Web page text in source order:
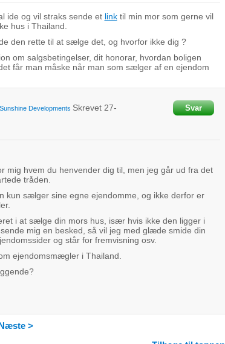
ide og vil straks sende et linktil min mor som gerne vil
hus i Thailand.
den rette til at sælge det, og hvorfor ikke dig ?
om salgsbetingelser, dit honorar, hvordan boligen
får man måske når man som sælger af en ejendom
Developments Skrevet 27-
Svar
mig hvem du henvender dig til, men jeg går ud fra det
tråden.
kun sælger sine egne ejendomme, og ikke derfor er
i at sælge din mors hus, især hvis ikke den ligger i
mig en besked, så vil jeg med glæde smide din
og står for fremvisning osv.
ejendomsmægler i Thailand.
>